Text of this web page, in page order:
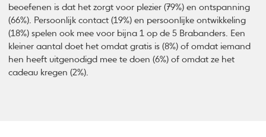
beoefenen is dat het zorgt voor plezier (79%) en ontspanning
(66%). Persoonlijk contact (19%) en persoonlijke ontwikkeling
(18%) spelen ook mee voor bijna 1 op de 5 Brabanders. Een
kleiner aantal doet het omdat gratis is (8%) of omdat iemand
hen heeft uitgenodigd mee te doen (6%) of omdat ze het
cadeau kregen (2%).